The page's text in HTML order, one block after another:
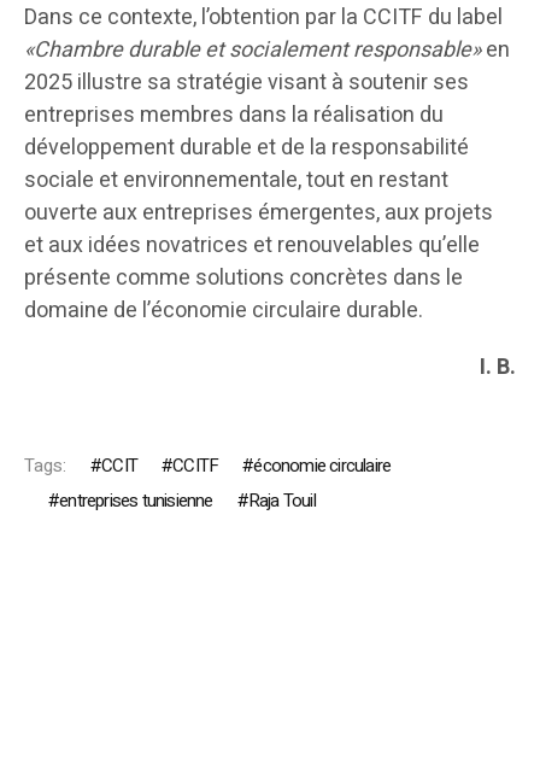
Dans ce contexte, l’obtention par la CCITF du label
«Chambre durable et socialement responsable»en
2025 illustre sa stratégie visant à soutenir ses
entreprises membres dans la réalisation du
développement durable et de la responsabilité
sociale et environnementale, tout en restant
ouverte aux entreprises émergentes, aux projets
et aux idées novatrices et renouvelables qu’elle
présente comme solutions concrètes dans le
domaine de l’économie circulaire durable.
I. B.
Tags: CCIT CCITF
économie circulaire
entreprises tunisienne
Raja Touil